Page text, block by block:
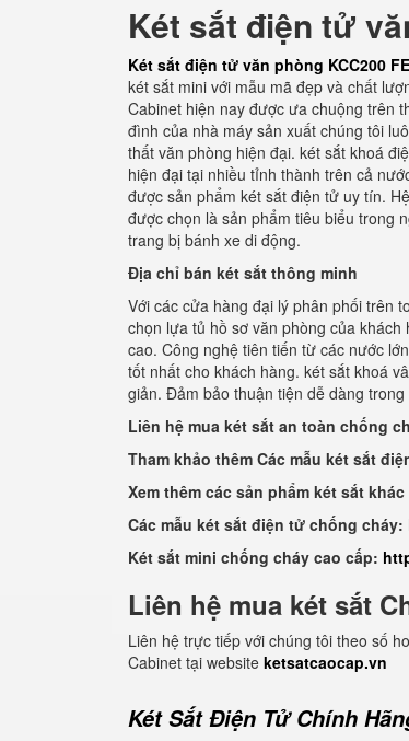
Két sắt điện tử
Két sắt điện tử văn phòng KCC200
két sắt mini với mẫu mã đẹp và chất
Cabinet hiện nay được ưa chuộng trên
đình của nhà máy sản xuất chúng tôi
thất văn phòng hiện đại. két sắt khoá
hiện đại tại nhiều tỉnh thành trên cả
được sản phẩm két sắt điện tử uy tín.
được chọn là sản phẩm tiêu biểu trong
trang bị bánh xe di động.
Địa chỉ bán két sắt thông minh
Với các cửa hàng đại lý phân phối trên
chọn lựa tủ hồ sơ văn phòng của
cao. Công nghệ tiên tiến từ các nước
tốt nhất cho khách hàng. két sắt khoá
giản. Đảm bảo thuận tiện dễ dàng
Liên hệ mua két sắt an toàn chống
Tham khảo thêm Các mẫu két sắt
Xem thêm các sản phẩm két sắt
Các mẫu két sắt điện tử chống cháy:
Két sắt mini chống cháy cao cấp:
Liên hệ mua két sắt
Liên hệ trực tiếp với chúng tôi theo số
Cabinet tại website ketsatcaocap.vn
Két Sắt Điện Tử Chính